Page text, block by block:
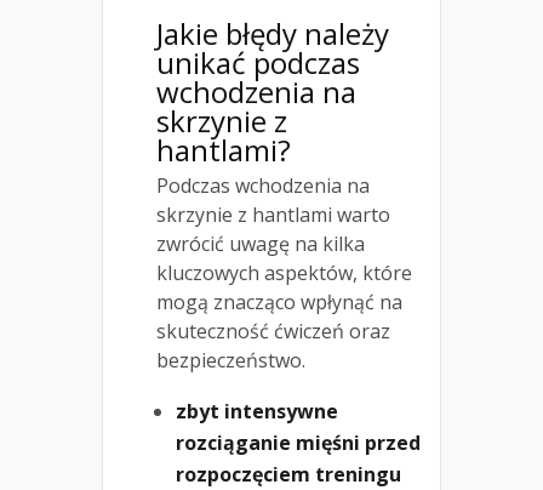
Jakie błędy należy
unikać podczas
wchodzenia na
skrzynie z
hantlami?
Podczas wchodzenia na
skrzynie z hantlami warto
zwrócić uwagę na kilka
kluczowych aspektów, które
mogą znacząco wpłynąć na
skuteczność ćwiczeń oraz
bezpieczeństwo.
zbyt intensywne
rozciąganie mięśni przed
rozpoczęciem treningu